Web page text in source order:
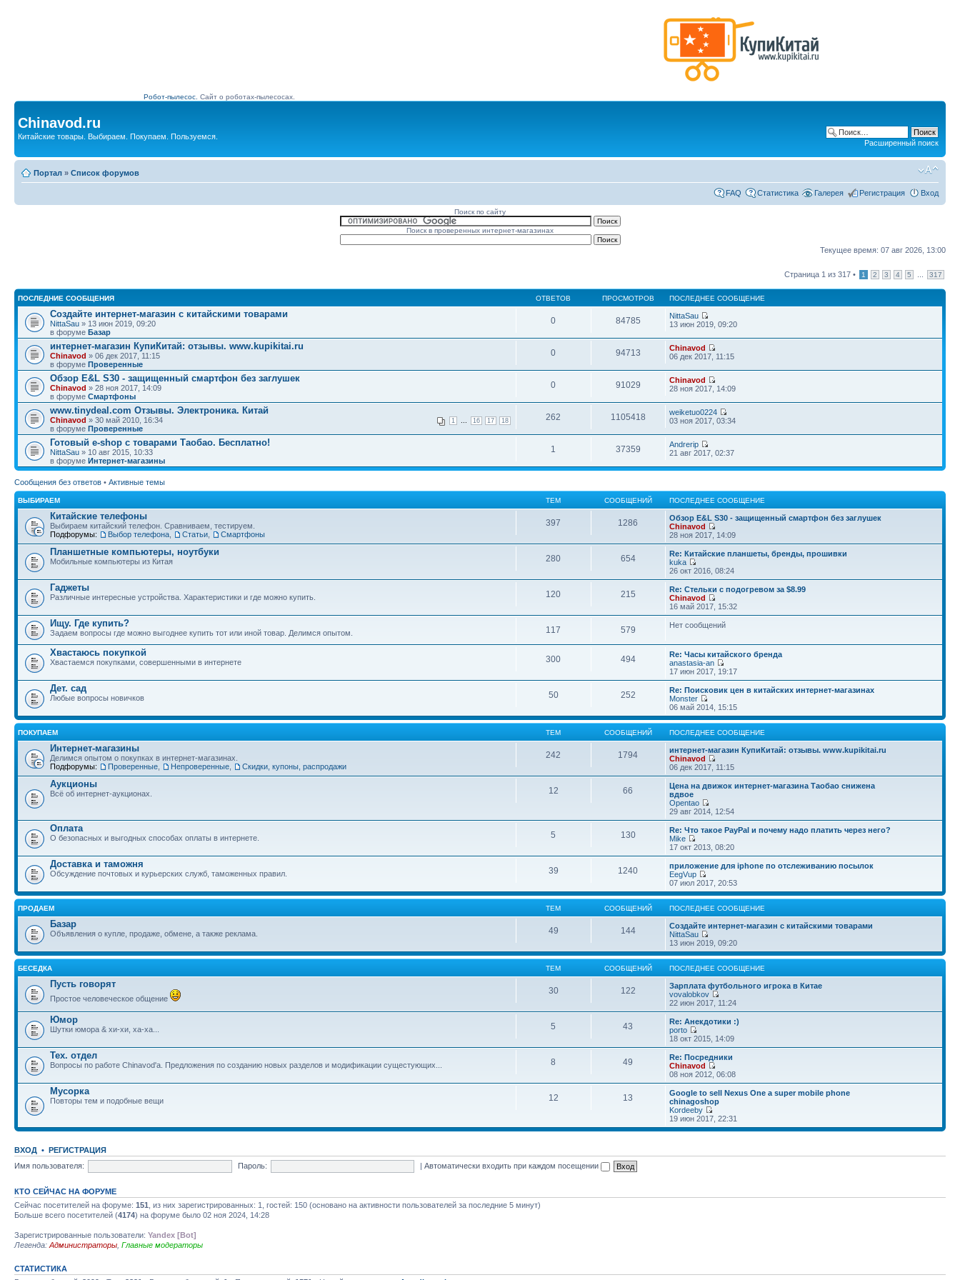
Робот-пылесос. Сайт о роботах-пылесосах.
Chinavod.ru
Китайские товары. Выбираем. Покупаем. Пользуемся.
Расширенный поиск
Портал » Список форумов
FAQ Статистика Галерея Регистрация Вход
Поиск по сайту
Поиск в проверенных интернет-магазинах
Текущее время: 07 авг 2026, 13:00
Страница 1 из 317 • 1 2 3 4 5 317
ПОСЛЕДНИЕ СООБЩЕНИЯ ОТВЕТОВ ПРОСМОТРОВ ПОСЛЕДНЕЕ СООБЩЕНИЕ
Создайте интернет-магазин с китайскими товарами
NittaSau » 13 июн 2019, 09:20
в форуме Базар
0 84785
NittaSau
13 июн 2019, 09:20
интернет-магазин КупиКитай: отзывы. www.kupikitai.ru
Chinavod » 06 дек 2017, 11:15
в форуме Проверенные
0 94713
Chinavod
06 дек 2017, 11:15
Обзор E&L S30 - защищенный смартфон без заглушек
Chinavod » 28 ноя 2017, 14:09
в форуме Смартфоны
0 91029
Chinavod
28 ноя 2017, 14:09
www.tinydeal.com Отзывы. Электроника. Китай
1 16 17 18
Chinavod » 30 май 2010, 16:34
в форуме Проверенные
262 1105418
weiketuo0224
03 ноя 2017, 03:34
Готовый e-shop с товарами Таобао. Бесплатно!
NittaSau » 10 авг 2015, 10:33
в форуме Интернет-магазины
1 37359
Andrerip
21 авг 2017, 02:37
Сообщения без ответов • Активные темы
ВЫБИРАЕМ ТЕМ СООБЩЕНИЙ ПОСЛЕДНЕЕ СООБЩЕНИЕ
Китайские телефоны
Выбираем китайский телефон. Сравниваем, тестируем.
Подфорумы:
Выбор телефона Статьи Смартфоны
397 1286
Обзор E&L S30 - защищенный смартфон без заглушек
Chinavod
28 ноя 2017, 14:09
Планшетные компьютеры, ноутбуки
Мобильные компьютеры из Китая 280 654
Re: Китайские планшеты, бренды, прошивки
kuka
26 окт 2016, 08:24
Гаджеты
Различные интересные устройства. Характеристики и где можно купить. 120 215
Re: Стельки с подогревом за $8.99
Chinavod
16 май 2017, 15:32
Ищу. Где купить?
Задаем вопросы где можно выгоднее купить тот или иной товар. Делимся опытом. 117 579 Нет сообщений
Хвастаюсь покупкой
Хвастаемся покупками, совершенными в интернете 300 494
Re: Часы китайского бренда
anastasia-an
17 июн 2017, 19:17
Дет. сад
Любые вопросы новичков 50 252
Re: Поисковик цен в китайских интернет-магазинах
Monster
06 май 2014, 15:15
ПОКУПАЕМ ТЕМ СООБЩЕНИЙ ПОСЛЕДНЕЕ СООБЩЕНИЕ
Интернет-магазины
Делимся опытом о покупках в интернет-магазинах.
Подфорумы:
Проверенные Непроверенные Скидки, купоны, распродажи
242 1794
интернет-магазин КупиКитай: отзывы. www.kupikitai.ru
Chinavod
06 дек 2017, 11:15
Аукционы
Всё об интернет-аукционах. 12 66
Цена на движок интернет-магазина Таобао снижена
вдвое
Opentao
29 авг 2014, 12:54
Оплата
О безопасных и выгодных способах оплаты в интернете. 5 130
Re: Что такое PayPal и почему надо платить через него?
Mike
17 окт 2013, 08:20
Доставка и таможня
Обсуждение почтовых и курьерских служб, таможенных правил. 39 1240
приложение для iphone по отслеживанию посылок
EegVup
07 июл 2017, 20:53
ПРОДАЕМ ТЕМ СООБЩЕНИЙ ПОСЛЕДНЕЕ СООБЩЕНИЕ
Базар
Объявления о купле, продаже, обмене, а также реклама. 49 144
Создайте интернет-магазин с китайскими товарами
NittaSau
13 июн 2019, 09:20
БЕСЕДКА ТЕМ СООБЩЕНИЙ ПОСЛЕДНЕЕ СООБЩЕНИЕ
Пусть говорят
Простое человеческое общение
30 122
Зарплата футбольного игрока в Китае
vovalobkov
22 июн 2017, 11:24
Юмор
Шутки юмора & хи-хи, ха-ха... 5 43
Re: Анекдотики :)
porto
18 окт 2015, 14:09
Тех. отдел
Вопросы по работе Chinavod'а. Предложения по созданию новых разделов и модификации сущестующих... 8 49
Re: Посредники
Chinavod
08 ноя 2012, 06:08
Мусорка
Повторы тем и подобные вещи 12 13
Google to sell Nexus One a super mobile phone
chinagoshop
Kordeeby
19 июн 2017, 22:31
ВХОД • РЕГИСТРАЦИЯ
Имя пользователя:
Пароль: |Автоматически входить при каждом посещении
КТО СЕЙЧАС НА ФОРУМЕ
Сейчас посетителей на форуме: 151 , из них зарегистрированных: 1, гостей: 150 (основано на активности пользователей за последние 5 минут)
Больше всего посетителей (4174) на форуме было 02 ноя 2024, 14:28
Зарегистрированные пользователи: Yandex [Bot]
Легенда: Администраторы Главные модераторы
СТАТИСТИКА